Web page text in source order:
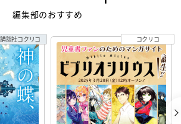
編集部のおすすめ
講談社コクリコ コクリコ